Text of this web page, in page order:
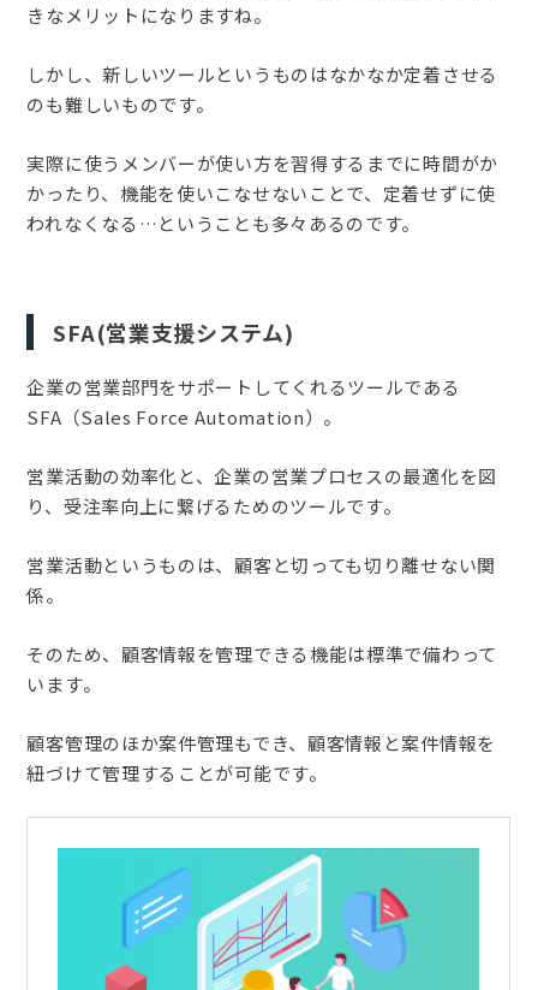
きなメリットになりますね。
しかし、新しいツールというものはなかなか定着させる
のも難しいものです。
実際に使うメンバーが使い方を習得するまでに時間がか
かったり、機能を使いこなせないことで、定着せずに使
われなくなる…ということも多々あるのです。
SFA(営業支援システム)
企業の営業部門をサポートしてくれるツールである
SFA（Sales Force Automation）。
営業活動の効率化と、企業の営業プロセスの最適化を図
り、受注率向上に繋げるためのツールです。
営業活動というものは、顧客と切っても切り離せない関
係。
そのため、顧客情報を管理できる機能は標準で備わって
います。
顧客管理のほか案件管理もでき、顧客情報と案件情報を
紐づけて管理することが可能です。